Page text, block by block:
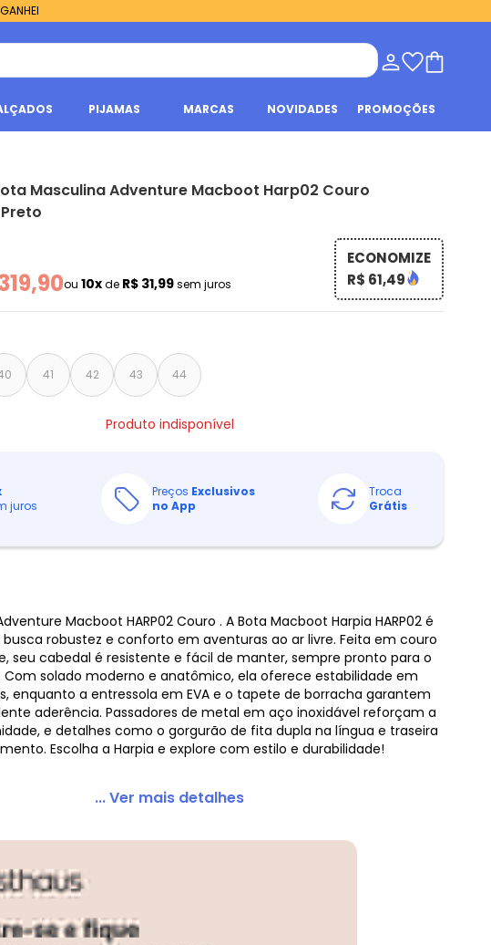
PIJAMAS MARCAS NOVIDADES PROMOÇÕES
Adventure Macboot Harp02 Couro Grafite/Preto Preto
Masculina Adventure Macboot Harp02 Couro
ou 10xde R$ 31,99sem juros
ECONOMIZE
R$ 61,49
41 42 43 44
Produto indisponível
juros
Preços Exclusivos
no App
Troca
Grátis
Macboot HARP02 Couro . A Bota Macboot Harpia HARP02 é
robustez e conforto em aventuras ao ar livre. Feita em couro
seu cabedal é resistente e fácil de manter, sempre pronto para o
Com solado moderno e anatômico, ela oferece estabilidade em
enquanto a entressola em EVA e o tapete de borracha garantem
aderência. Passadores de metal em aço inoxidável reforçam a
e detalhes como o gorgurão de fita dupla na língua e traseira
Escolha a Harpia e explore com estilo e durabilidade!
... Ver mais detalhes